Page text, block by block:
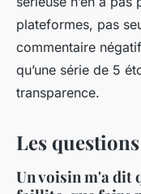
plateformes, pas
commentaire
qu’une série de 5
transparence.
Les
Un voisin m'a dit